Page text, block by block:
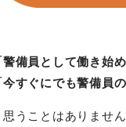
警備員として働き始
今すぐにでも警備員
思うことはありませ